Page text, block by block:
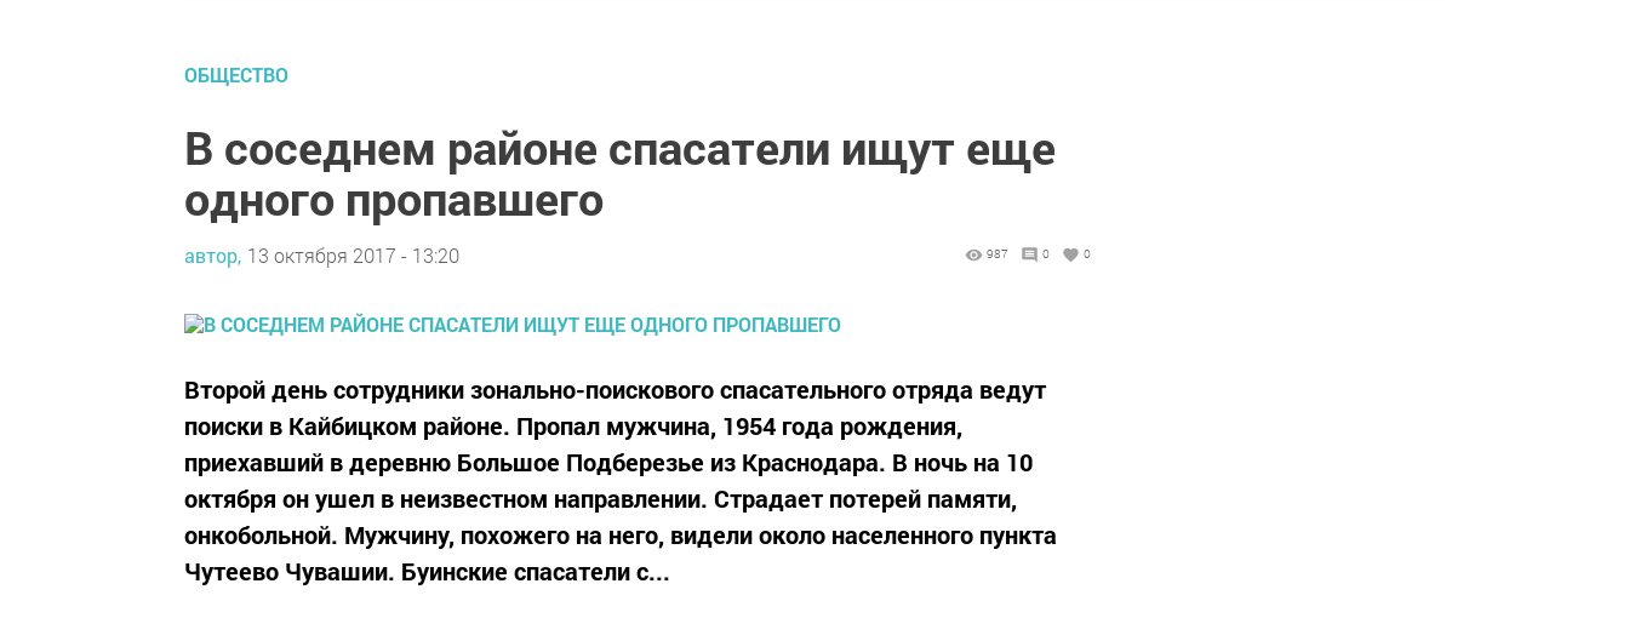
ОБЩЕСТВО
В соседнем районе спасатели ищут еще
одного пропавшего
автор, 13 октября 2017 - 13:20 987 0 0
Второй день сотрудники зонально-поискового спасательного отряда ведут
поиски в Кайбицком районе. Пропал мужчина, 1954 года рождения,
приехавший в деревню Большое Подберезье из Краснодара. В ночь на 10
октября он ушел в неизвестном направлении. Страдает потерей памяти,
онкобольной. Мужчину, похожего на него, видели около населенного пункта
Чутеево Чувашии. Буинские спасатели с...